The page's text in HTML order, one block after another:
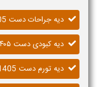
دیه جراحات دست 1405
دیه کبودی دست ۱۴۰۵
دیه تورم دست 1405